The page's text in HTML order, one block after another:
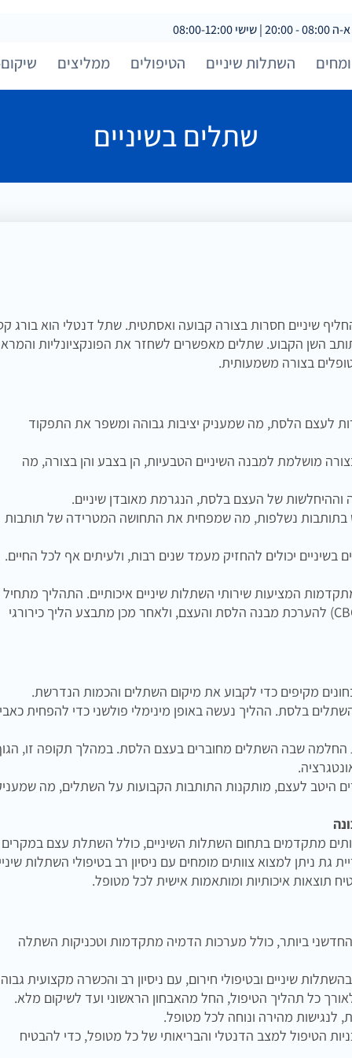
12:00
השתלות שיניים הטיפולים ממליצים
שתלים בשיניים
שיניים חסרות בצורה קבועה ואסתטית. שתל דנטלי הוא בורג
השן הקבוע. שתלים מאפשרים לשחזר את הפונקציונליות
בצורה משמעותית.
לעצם הלסת, מה שמעניק יציבות גבוהה ומשפר את התפקוד
מושלמת למבנה השיניים הטבעיות, הן בצבע והן בצורה, מה
של העצם בלסת, הנגרמת מאובדן שיניים.
בתותבות נשלפות, מה שמפחית את התחושה המטרידה של תותבות
בשיניים יכולים להחזיק מעמד שנים רבות, ולעיתים אף לכל החיים.
המציעות שירותי השתלות שיניים איכותיים. התהליך מתחיל
בבדיקות מקיפות הכוללות הדמיות תלת-ממדיות (CBCT) להערכת מבנה הלסת והעצם, ולאחר מכן מתבצע הליך כירורגי
מקיפים כדי לקבוע את מיקום השתלים והכמות הנדרשת.
בלסת. ההליך נעשה באופן מינימלי פולשני כדי להפחית
שבה השתלים מחוברים בעצם הלסת. במהלך תקופה זו,
היטב לעצם, מותקנות התותבות הקבועות על השתלים, מה
מתקדמים בתחום השתלות השיניים, כולל השתלת עצם במקרים
ניתן למצוא צוותים מומחים עם ניסיון רב בטיפולי השתלות
תוצאות איכותיות ומותאמות אישית לכל מטופל.
ביותר, כולל מערכות הדמיה מתקדמות וטכניקות השתלה
שיניים ובטיפולי חירום, עם ניסיון רב והכשרה מקצועית
כל תהליך הטיפול, החל מהאבחון הראשוני ועד לשיקום מלא.
מהירה ונוחה לכל מטופל.
הטיפול למצב הדנטלי והבריאותי של כל מטופל, כדי להבטיח